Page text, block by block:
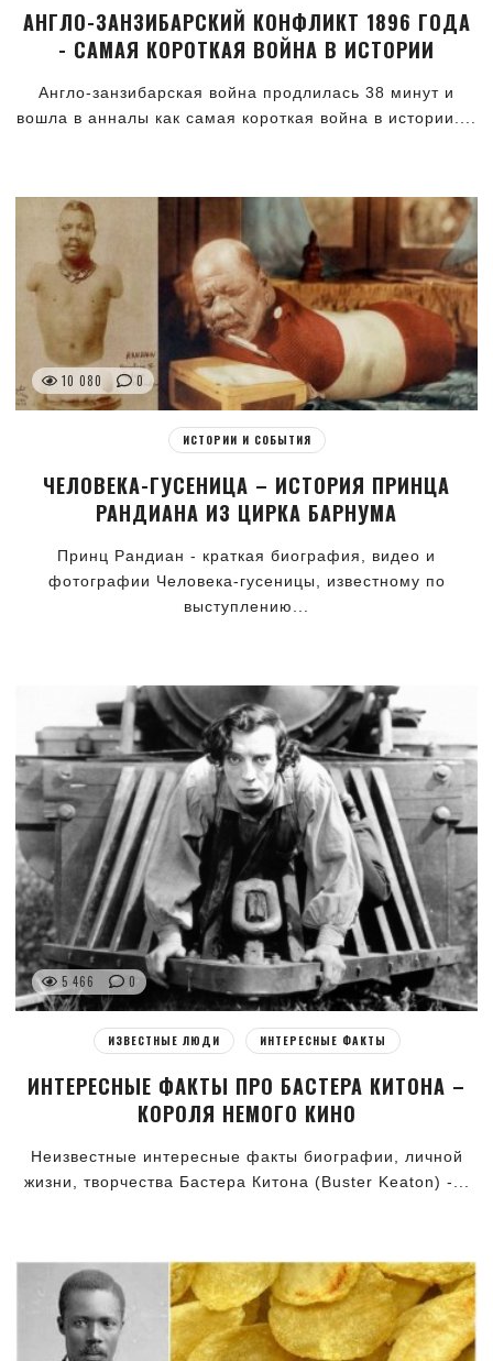
АНГЛО-ЗАНЗИБАРСКИЙ КОНФЛИКТ 1896 ГОДА
- САМАЯ КОРОТКАЯ ВОЙНА В ИСТОРИИ
Англо-занзибарская война продлилась 38 минут и
вошла в анналы как самая короткая война в истории....
10 080 0
ИСТОРИИ И СОБЫТИЯ
ЧЕЛОВЕКА-ГУСЕНИЦА – ИСТОРИЯ ПРИНЦА
РАНДИАНА ИЗ ЦИРКА БАРНУМА
Принц Рандиан - краткая биография, видео и
фотографии Человека-гусеницы, известному по
выступлению...
5 466 0
ИЗВЕСТНЫЕ ЛЮДИ ИНТЕРЕСНЫЕ ФАКТЫ
ИНТЕРЕСНЫЕ ФАКТЫ ПРО БАСТЕРА КИТОНА –
КОРОЛЯ НЕМОГО КИНО
Неизвестные интересные факты биографии, личной
жизни, творчества Бастера Китона (Buster Keaton) -...